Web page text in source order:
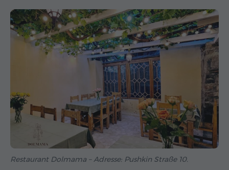
Restaurant Dolmama – Adresse: Pushkin Straße 10.